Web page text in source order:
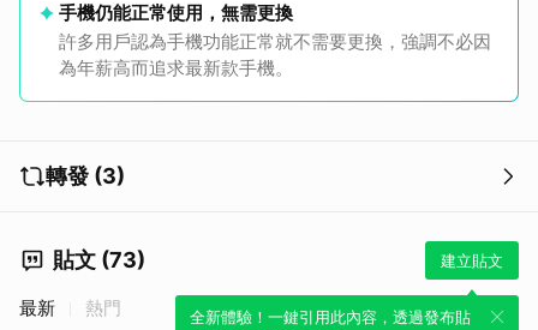
手機仍能正常使用，無需更換
許多用戶認為手機功能正常就不需要更換，強調不必因
為年薪高而追求最新款手機。
轉發 (3)
貼文 (73) 建立貼文
全新體驗！一鍵引用此內容，透過發布貼
最新 熱門